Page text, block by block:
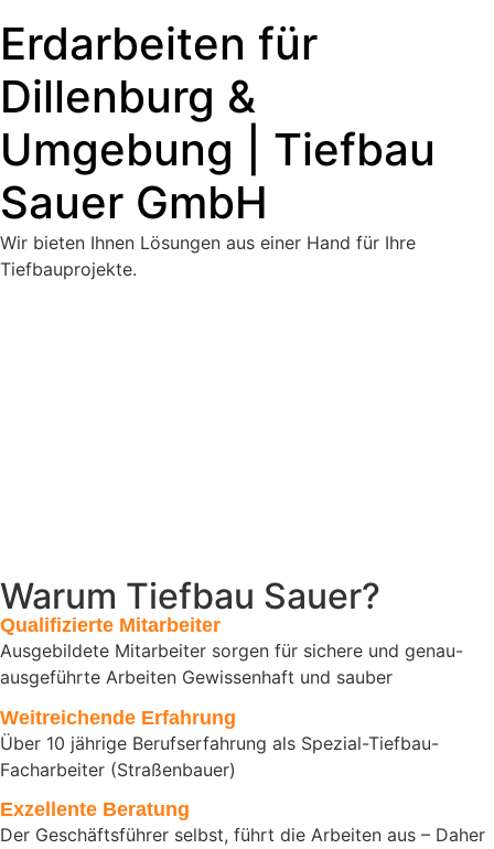
Erdarbeiten für
Dillenburg &
Umgebung | Tiefbau
Sauer GmbH
Wir bieten Ihnen Lösungen aus einer Hand für Ihre
Tiefbauprojekte.
Warum Tiefbau Sauer?
Qualifizierte Mitarbeiter
Ausgebildete Mitarbeiter sorgen für sichere und genau-
ausgeführte Arbeiten Gewissenhaft und sauber
Weitreichende Erfahrung
Über 10 jährige Berufserfahrung als Spezial-Tiefbau-
Facharbeiter (Straßenbauer)
Exzellente Beratung
Der Geschäftsführer selbst, führt die Arbeiten aus – Daher